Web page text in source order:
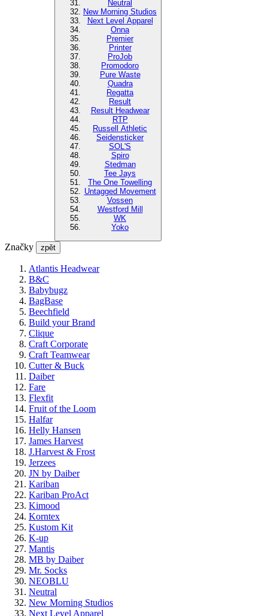
Neutral
New Morning Studios
Next Level Apparel
Onna
Premier
Printer
ProJob
Promodoro
Pure Waste
Quadra
Regatta
Result
Result Headwear
RTP
Russell Athletic
Seidensticker
SOL'S
Spiro
Stedman
Tee Jays
The One Towelling
Untagged Movement
Vossen
Westford Mill
WK
Yoko
Značky zpět
Atlantis Headwear
B&C
Babybugz
BagBase
Beechfield
Build your Brand
Clique
Craft Corporate
Craft Teamwear
Cutter & Buck
Daiber
Fare
Flexfit
Fruit of the Loom
Halfar
Helly Hansen
James Harvest
J.Harvest & Frost
Jerzees
JN by Daiber
Kariban
Kariban ProAct
Kimood
Korntex
Kustom Kit
K-up
Mantis
MB by Daiber
Mr. Socks
NEOBLU
Neutral
New Morning Studios
Next Level Apparel